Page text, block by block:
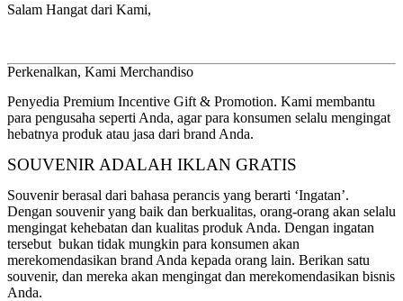
Salam Hangat dari Kami,
Perkenalkan, Kami Merchandiso
Penyedia Premium Incentive Gift & Promotion. Kami membantu
para pengusaha seperti Anda, agar para konsumen selalu mengingat
hebatnya produk atau jasa dari brand Anda.
SOUVENIR ADALAH IKLAN GRATIS
Souvenir berasal dari bahasa perancis yang berarti ‘Ingatan’.
Dengan souvenir yang baik dan berkualitas, orang-orang akan selalu
mengingat kehebatan dan kualitas produk Anda. Dengan ingatan
tersebut bukan tidak mungkin para konsumen akan
merekomendasikan brand Anda kepada orang lain. Berikan satu
souvenir, dan mereka akan mengingat dan merekomendasikan bisnis
Anda.